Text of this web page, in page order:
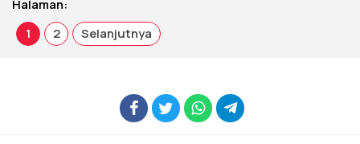
Halaman:
1
2 Selanjutnya